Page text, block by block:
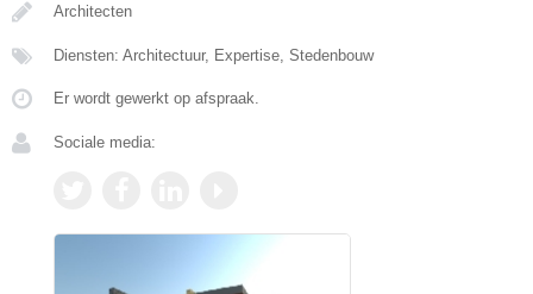
Architecten
Diensten: Architectuur, Expertise, Stedenbouw
Er wordt gewerkt op afspraak.
Sociale media: